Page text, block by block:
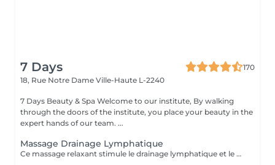
7 Days
170
18, Rue Notre Dame Ville-Haute L-2240
7 Days Beauty & Spa Welcome to our institute, By walking
through the doors of the institute, you place your beauty in the
expert hands of our team. ...
Massage Drainage Lymphatique
Ce massage relaxant stimule le drainage lymphatique et le métabolisme du corps par sa désacidification et renforce le système immunitaire. Rituel beauté quotidien, moment rien qu'à soi, instant privilégié cocooning du week-end. Les moments pour prendre soin de soi sont rares et pourtant si importants. Votre peau a besoin d'hydratation, votre corps a besoin d'être chouchouté à bien des égards. Trop souvent mis de côté, les massages professionnels du corps sont pourtant indispensables à votre bien-être et permettent de concentrer le massage aux endroits désirés.